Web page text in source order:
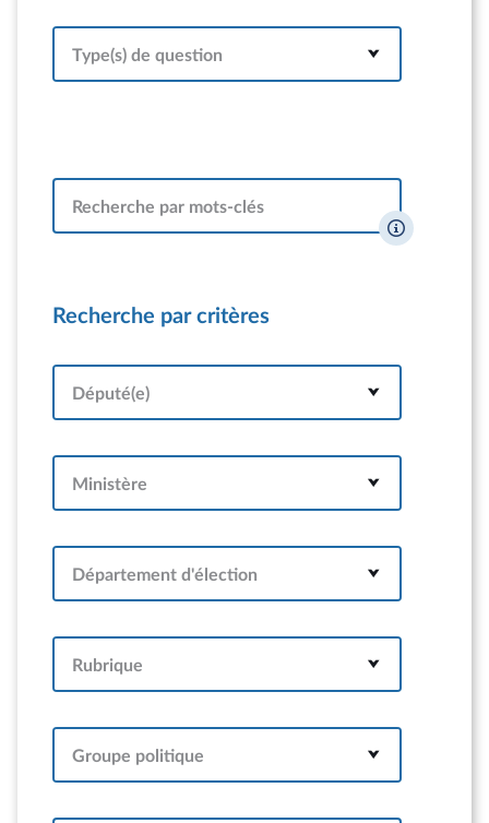
Type(s) de question
Recherche par mots-clés
Recherche par critères
Député(e)
Ministère
Département d'élection
Rubrique
Groupe politique